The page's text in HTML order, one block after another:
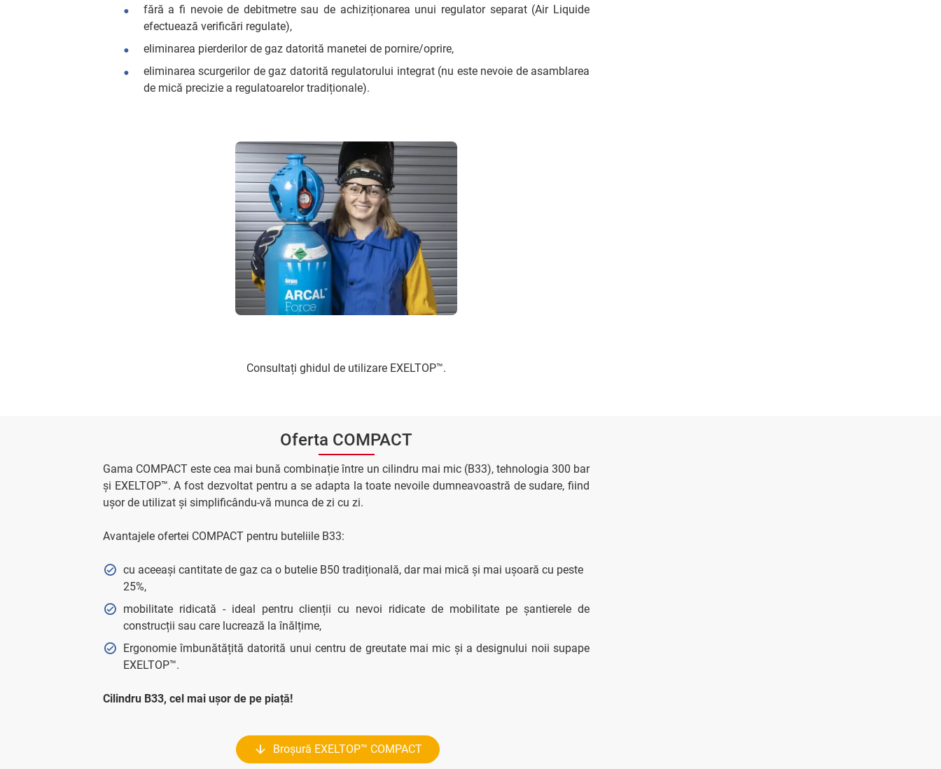
fără a fi nevoie de debitmetre sau de achiziționarea unui regulator separat (Air Liquide
efectuează verificări regulate),
eliminarea pierderilor de gaz datorită manetei de pornire/oprire,
eliminarea scurgerilor de gaz datorită regulatorului integrat (nu este nevoie de asamblarea
de mică precizie a regulatoarelor tradiționale).
Consultați ghidul de utilizare EXELTOP™.
Oferta COMPACT
Gama COMPACT este cea mai bună combinație între un cilindru mai mic (B33), tehnologia 300 bar
și EXELTOP™. A fost dezvoltat pentru a se adapta la toate nevoile dumneavoastră de sudare, fiind
ușor de utilizat și simplificându-vă munca de zi cu zi.
Avantajele ofertei COMPACT pentru buteliile B33:
cu aceeași cantitate de gaz ca o butelie B50 tradițională, dar mai mică și mai ușoară cu peste
25%,
mobilitate ridicată - ideal pentru clienții cu nevoi ridicate de mobilitate pe șantierele de
construcții sau care lucrează la înălțime,
Ergonomie îmbunătățită datorită unui centru de greutate mai mic și a designului noii supape
EXELTOP™.
Cilindru B33, cel mai ușor de pe piață!
Broșură EXELTOP™ COMPACT